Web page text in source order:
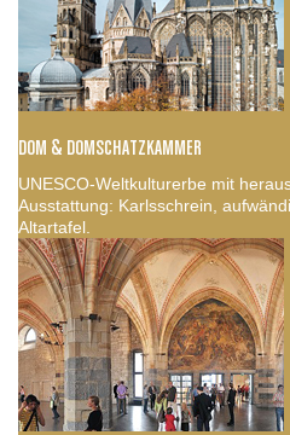
DOM & DOMSCHATZKAMMER
UNESCO-Weltkulturerbe mit
Ausstattung: Karlsschrein,
Altartafel.